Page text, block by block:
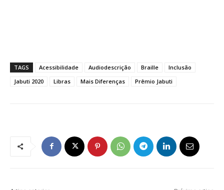
TAGS Acessibilidade Audiodescrição Braille
Inclusão
Jabuti 2020
Libras Mais Diferenças Prêmio Jabuti